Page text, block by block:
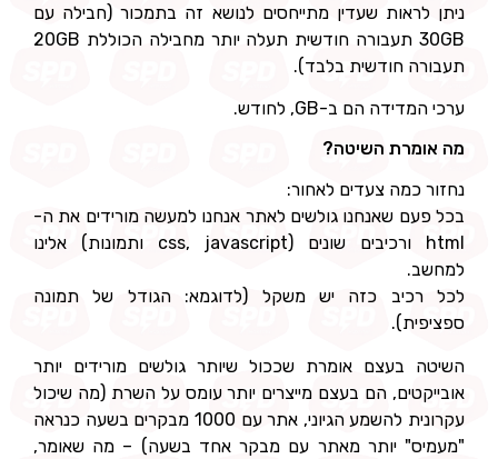
ניתן לראות שעדין מתייחסים לנושא זה בתמכור (חבילה עם
30GB תעבורה חודשית תעלה יותר מחבילה הכוללת 20GB
תעבורה חודשית בלבד).
ערכי המדידה הם ב-GB, לחודש.
מה אומרת השיטה?
נחזור כמה צעדים לאחור:
בכל פעם שאנחנו גולשים לאתר אנחנו למעשה מורידים את ה-
html ורכיבים שונים (css, javascript ותמונות) אלינו
למחשב.
לכל רכיב כזה יש משקל (לדוגמא: הגודל של תמונה
ספציפית).
השיטה בעצם אומרת שככול שיותר גולשים מורידים יותר
אובייקטים, הם בעצם מייצרים יותר עומס על השרת (מה שיכול
עקרונית להשמע הגיוני, אתר עם 1000 מבקרים בשעה כנראה
"מעמיס" יותר מאתר עם מבקר אחד בשעה) – מה שאומר,